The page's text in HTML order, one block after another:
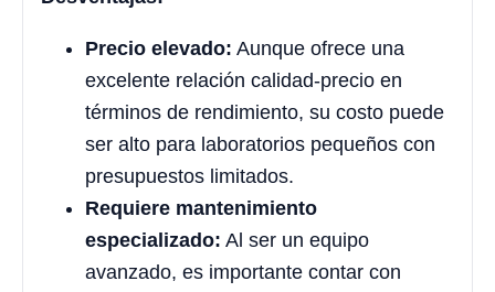
Precio elevado: Aunque ofrece una
excelente relación calidad-precio en
términos de rendimiento, su costo puede
ser alto para laboratorios pequeños con
presupuestos limitados.
Requiere mantenimiento
especializado: Al ser un equipo
avanzado, es importante contar con